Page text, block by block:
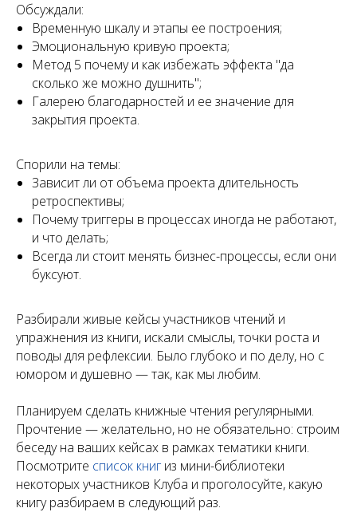
Обсуждали:
Временную шкалу и этапы ее построения;
Эмоциональную кривую проекта;
Метод 5 почему и как избежать эффекта "да
сколько же можно душнить";
Галерею благодарностей и ее значение для
закрытия проекта.
Спорили на темы:
Зависит ли от объема проекта длительность
ретроспективы;
Почему триггеры в процессах иногда не работают,
и что делать;
Всегда ли стоит менять бизнес-процессы, если они
буксуют.
Разбирали живые кейсы участников чтений и
упражнения из книги, искали смыслы, точки роста и
поводы для рефлексии. Было глубоко и по делу, но с
юмором и душевно — так, как мы любим.
Планируем сделать книжные чтения регулярными.
Прочтение — желательно, но не обязательно: строим
беседу на ваших кейсах в рамках тематики книги.
Посмотрите список книг из мини-библиотеки
некоторых участников Клуба и проголосуйте, какую
книгу разбираем в следующий раз.